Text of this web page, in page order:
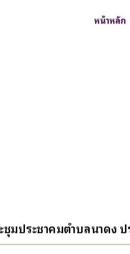
หน้าหลัก
ชุมประชาคมตำบลนาดง